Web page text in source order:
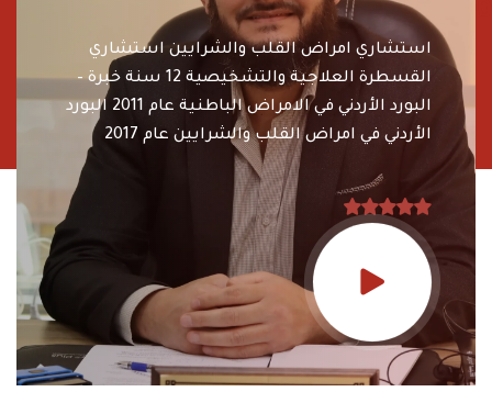
استشاري امراض القلب والشرايين استشاري
القسطرة العلاجية والتشخيصية
12 سنة خبرة –
البورد الأردني في الامراض الباطنية عام 2011
البورد
الأردني في امراض القلب والشرايين عام 2017